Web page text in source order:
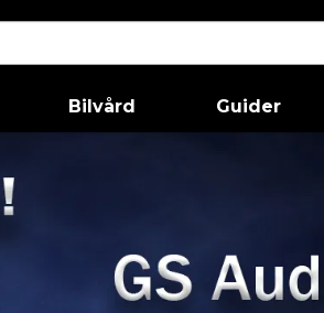
Bilvård Guider